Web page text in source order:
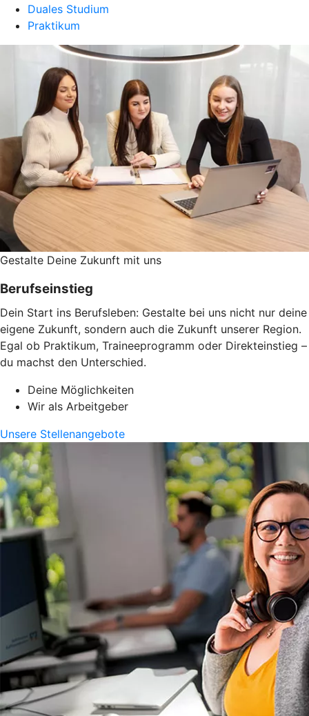
Duales Studium
Praktikum
Gestalte Deine Zukunft mit uns
Berufseinstieg
Dein Start ins Berufsleben: Gestalte bei uns nicht nur deine
eigene Zukunft, sondern auch die Zukunft unserer Region.
Egal ob Praktikum, Traineeprogramm oder Direkteinstieg –
du machst den Unterschied.
Deine Möglichkeiten
Wir als Arbeitgeber
Unsere Stellenangebote